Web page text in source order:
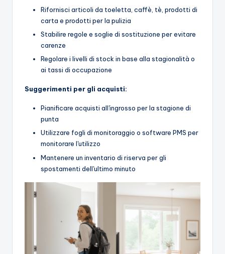
Rifornisci articoli da toeletta, caffè, tè, prodotti di
carta e prodotti per la pulizia
Stabilire regole e soglie di sostituzione per evitare
carenze
Regolare i livelli di stock in base alla stagionalità o
ai tassi di occupazione
Suggerimenti per gli acquisti:
Pianificare acquisti all'ingrosso per la stagione di
punta
Utilizzare fogli di monitoraggio o software PMS per
monitorare l'utilizzo
Mantenere un inventario di riserva per gli
spostamenti dell'ultimo minuto